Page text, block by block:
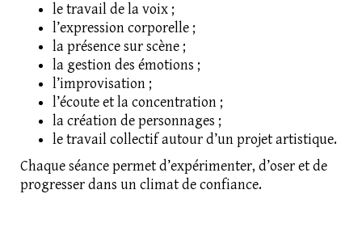
le travail de la voix ;
l’expression corporelle ;
la présence sur scène ;
la gestion des émotions ;
l’improvisation ;
l’écoute et la concentration ;
la création de personnages ;
le travail collectif autour d’un projet artistique.
Chaque séance permet d’expérimenter, d’oser et de
progresser dans un climat de confiance.